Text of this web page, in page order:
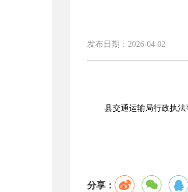
发布日期：2026-04-02
县交通运输局行政执法
分享：